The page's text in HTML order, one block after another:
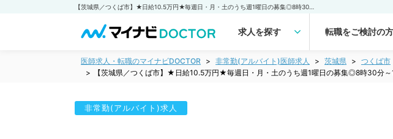
求人を探す 転職をご検討の
医師求人・転職のマイナビDOCTOR 非常勤(アルバイト)医師求人 茨城県
つくば市
【茨城県／つくば市】★日給10.5万円★毎週日・月・土のうち週1曜日の募集◎8時30分
非常勤(アルバイト)求人